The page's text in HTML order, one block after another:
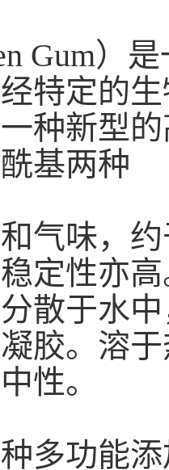
Gum）
特定的
种新型
基两种
气味，
定性亦
散于水
胶。溶
性。
多功能